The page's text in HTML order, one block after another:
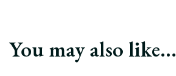
You may also like...